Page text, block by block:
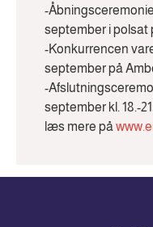
-
september i polsat
-Konkurrencen
september på
-
september kl. 18.-
læs mere på